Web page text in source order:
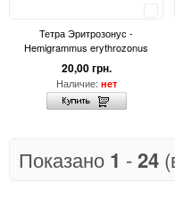
Тетра Эритрозонус -
Hemigrammus erythrozonus
20,00 грн.
Наличие: нет
Показано 1 -24